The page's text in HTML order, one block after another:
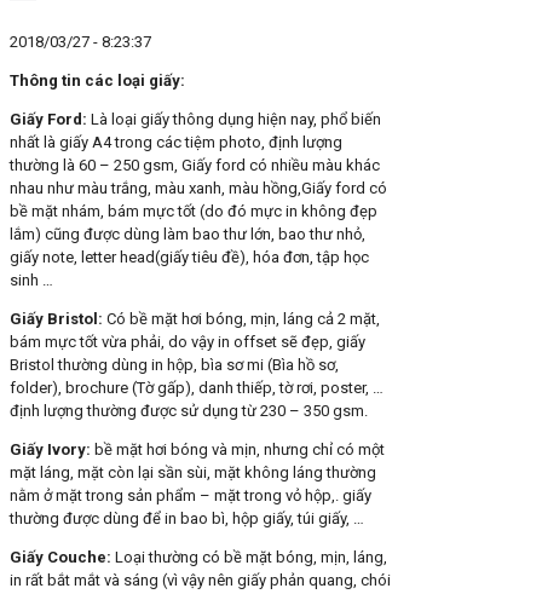
2018/03/27 - 8:23:37
Thông tin các loại giấy:
Giấy Ford: Là loại giấy thông dụng hiện nay, phổ biến
nhất là giấy A4 trong các tiệm photo, định lượng
thường là 60 – 250 gsm, Giấy ford có nhiều màu khác
nhau như màu trắng, màu xanh, màu hồng,Giấy ford có
bề mặt nhám, bám mực tốt (do đó mực in không đẹp
lắm) cũng được dùng làm bao thư lớn, bao thư nhỏ,
giấy note, letter head(giấy tiêu đề), hóa đơn, tập học
sinh …
Giấy Bristol: Có bề mặt hơi bóng, mịn, láng cả 2 mặt,
bám mực tốt vừa phải, do vậy in offset sẽ đẹp, giấy
Bristol thường dùng in hộp, bìa sơ mi (Bìa hồ sơ,
folder), brochure (Tờ gấp), danh thiếp, tờ rơi, poster, …
định lượng thường được sử dụng từ 230 – 350 gsm.
Giấy Ivory: bề mặt hơi bóng và mịn, nhưng chỉ có một
mặt láng, mặt còn lại sần sùi, mặt không láng thường
nằm ở mặt trong sản phẩm – mặt trong vỏ hộp,. giấy
thường được dùng để in bao bì, hộp giấy, túi giấy, …
Giấy Couche: Loại thường có bề mặt bóng, mịn, láng,
in rất bắt mắt và sáng (vì vậy nên giấy phản quang, chói